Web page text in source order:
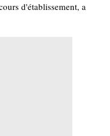
d'établissement, a